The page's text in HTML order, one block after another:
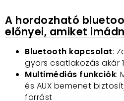
A hordozható
előnyei, amiket
Bluetooth kapcsolat:
gyors csatlakozás akár
Multimédiás funkciók:
és AUX bemenet
forrást